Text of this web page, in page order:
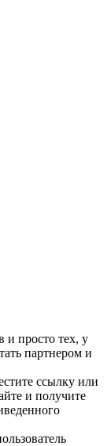
и просто тех, у
партнером и
ссылку или
и получите